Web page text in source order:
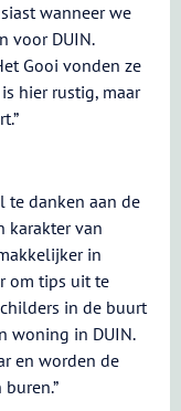
wanneer we
voor DUIN.
Gooi vonden ze
hier rustig, maar
te danken aan de
karakter van
in
om tips uit te
in de buurt
woning in DUIN.
en worden de